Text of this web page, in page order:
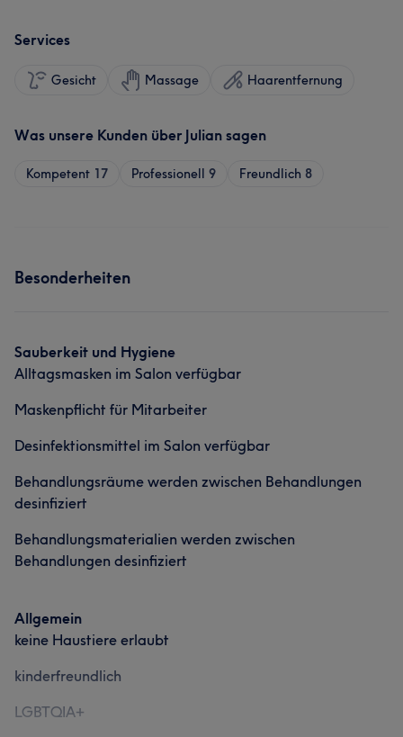
Services
Gesicht Massage Haarentfernung
Was unsere Kunden über Julian sagen
Kompetent 17 Professionell 9 Freundlich 8
Besonderheiten
Sauberkeit und Hygiene
Alltagsmasken im Salon verfügbar
Maskenpflicht für Mitarbeiter
Desinfektionsmittel im Salon verfügbar
Behandlungsräume werden zwischen Behandlungen
desinfiziert
Behandlungsmaterialien werden zwischen
Behandlungen desinfiziert
Allgemein
keine Haustiere erlaubt
kinderfreundlich
LGBTQIA+